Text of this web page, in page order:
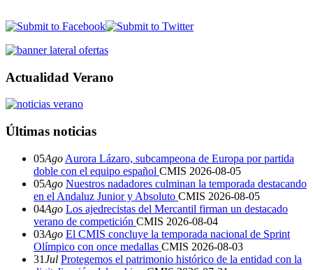
Actualidad Verano
Últimas noticias
05Ago Aurora Lázaro, subcampeona de Europa por partida
doble con el equipo español CMIS 2026-08-05
05Ago Nuestros nadadores culminan la temporada destacando
en el Andaluz Junior y Absoluto CMIS 2026-08-05
04Ago Los ajedrecistas del Mercantil firman un destacado
verano de competición CMIS 2026-08-04
03Ago El CMIS concluye la temporada nacional de Sprint
Olímpico con once medallas CMIS 2026-08-03
31Jul Protegemos el patrimonio histórico de la entidad con la